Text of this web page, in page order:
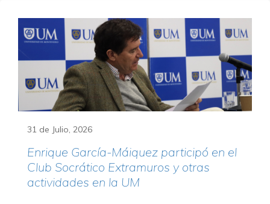
31 de Julio, 2026
Enrique García-Máiquez participó en el
Club Socrático Extramuros y otras
actividades en la UM